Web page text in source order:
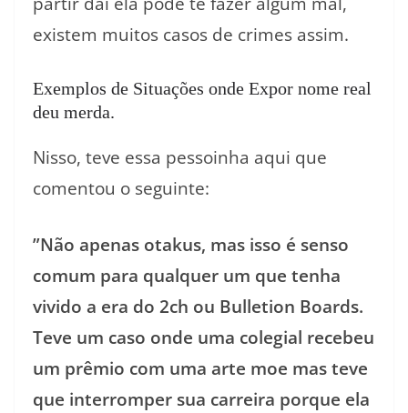
existem muitos casos de crimes assim.
Exemplos de Situações onde Expor nome real
deu merda.
Nisso, teve essa pessoinha aqui que
comentou o seguinte:
”Não apenas otakus, mas isso é senso
comum para qualquer um que tenha
vivido a era do 2ch ou Bulletion Boards.
Teve um caso onde uma colegial recebeu
um prêmio com uma arte moe mas teve
que interromper sua carreira porque ela